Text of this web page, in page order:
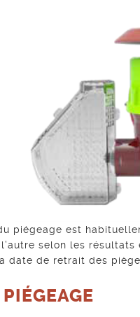
piégeage est
l’autre selon les
date de retrait des